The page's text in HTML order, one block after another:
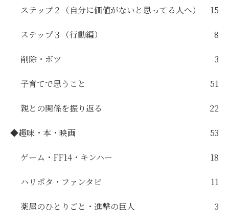
ステップ２（自分に価値がないと思ってる人へ） 15
ステップ３（行動編） 8
削除・ボツ 3
子育てで思うこと 51
親との関係を振り返る 22
◆趣味・本・映画 53
ゲーム・FF14・キンハー 18
ハリポタ・ファンタビ 11
薬屋のひとりごと・進撃の巨人 3